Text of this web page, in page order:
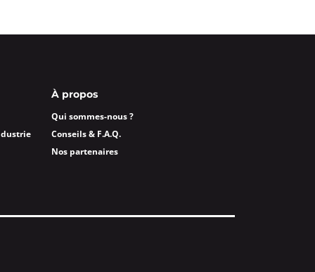
À propos
Qui sommes-nous ?
Conseils & F.A.Q.
Nos partenaires